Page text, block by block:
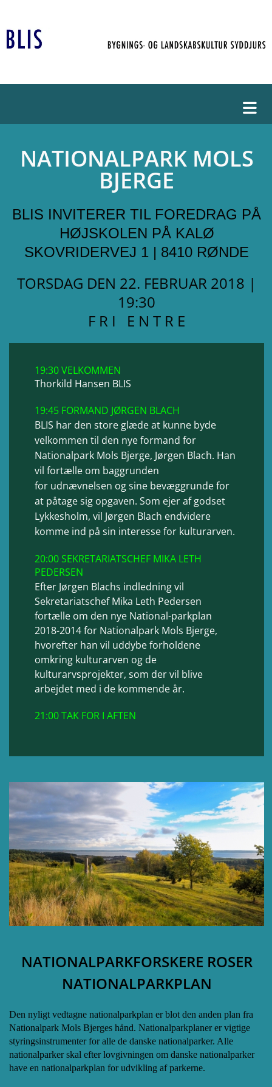
NATIONALPARK MOLS
BJERGE
BLIS INVITERER TIL FOREDRAG PÅ
HØJSKOLEN PÅ KALØ
SKOVRIDERVEJ 1 | 8410 RØNDE
TORSDAG DEN 22. FEBRUAR 2018 |
19:30
F R I E N T R E
19:30 VELKOMMEN
Thorkild Hansen BLIS
19:45 FORMAND JØRGEN BLACH
BLIS har den store glæde at kunne byde
velkommen til den nye formand for
Nationalpark Mols Bjerge, Jørgen Blach. Han
vil fortælle om baggrunden
for udnævnelsen og sine bevæggrunde for
at påtage sig opgaven. Som ejer af godset
Lykkesholm, vil Jørgen Blach endvidere
komme ind på sin interesse for kulturarven.
20:00 SEKRETARIATSCHEF MIKA LETH
PEDERSEN
Efter Jørgen Blachs indledning vil
Sekretariatschef Mika Leth Pedersen
fortælle om den nye National-parkplan
2018-2014 for Nationalpark Mols Bjerge,
hvorefter han vil uddybe forholdene
omkring kulturarven og de
kulturarvsprojekter, som der vil blive
arbejdet med i de kommende år.
21:00 TAK FOR I AFTEN
NATIONALPARKFORSKERE ROSER
NATIONALPARKPLAN
Den nyligt vedtagne nationalparkplan er blot den anden plan fra
Nationalpark Mols Bjerges hånd. Nationalparkplaner er vigtige
styringsinstrumenter for alle de danske nationalparker. Alle
nationalparker skal efter lovgivningen om danske nationalparker
have en nationalparkplan for udvikling af parkerne.